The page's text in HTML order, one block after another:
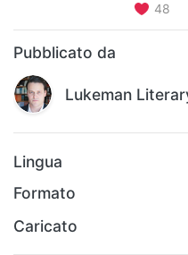
48
Pubblicato da
Lukeman
Lingua
Formato
Caricato